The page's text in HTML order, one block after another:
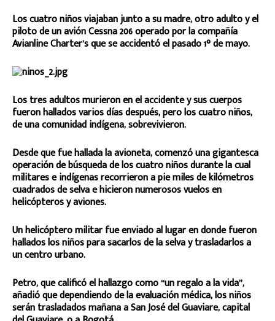
Los cuatro niños viajaban junto a su madre, otro adulto y el
piloto de un avión Cessna 206 operado por la compañía
Avianline Charter’s que se accidentó el pasado 1° de mayo.
Los tres adultos murieron en el accidente y sus cuerpos
fueron hallados varios días después, pero los cuatro niños,
de una comunidad indígena, sobrevivieron.
Desde que fue hallada la avioneta, comenzó una gigantesca
operación de búsqueda de los cuatro niños durante la cual
militares e indígenas recorrieron a pie miles de kilómetros
cuadrados de selva e hicieron numerosos vuelos en
helicópteros y aviones.
Un helicóptero militar fue enviado al lugar en donde fueron
hallados los niños para sacarlos de la selva y trasladarlos a
un centro urbano.
Petro, que calificó el hallazgo como “un regalo a la vida”,
añadió que dependiendo de la evaluación médica, los niños
serán trasladados mañana a San José del Guaviare, capital